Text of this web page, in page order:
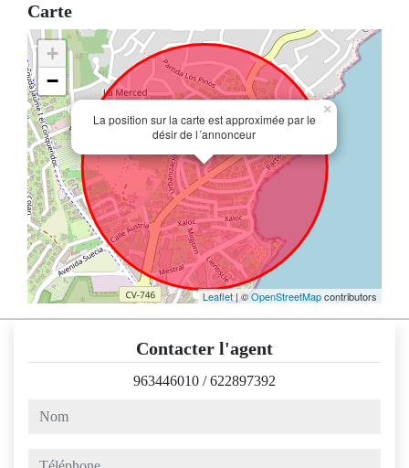
Carte
La position sur la carte est approximée par le
désir de l´annonceur
×
+
−
Leaflet| ©OpenStreetMapcontributors
Contacter l'agent
963446010 /622897392
nom
téléphone